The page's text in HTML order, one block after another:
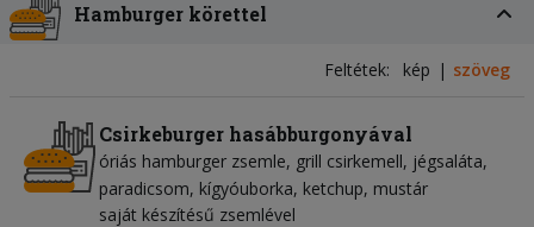
Hamburger körettel
Feltétek: kép szöveg
Csirkeburger hasábburgonyával
óriás hamburger zsemle grill csirkemell jégsaláta
paradicsom kígyóuborka ketchup mustár
saját készítésű zsemlével